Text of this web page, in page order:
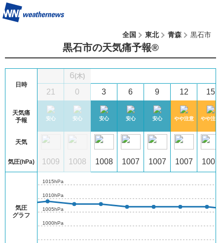
全国 東北 青森 黒石市
黒石市の天気痛予報®︎
日時
天気痛
予報
天気
気圧(hPa)
気圧
グラフ
安心
1008
21
安心
1009
6(木)
0
安心
1008
3
安心
1008
6
安心
1007
9
安心
1007
12
やや注意
1007
15
やや注意
1007
1000hPa
1005hPa
1010hPa
1015hPa